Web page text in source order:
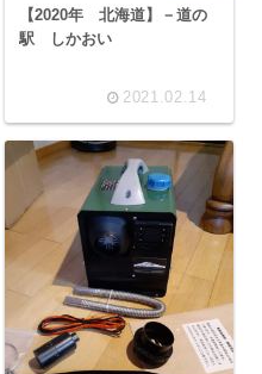
【2020年 北海道】－道の
駅 しかおい
2021.02.14